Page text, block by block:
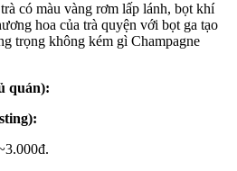
có màu vàng rơm lấp lánh, bọt khí
hoa của trà quyện với bọt ga tạo
trọng không kém gì Champagne
quán):